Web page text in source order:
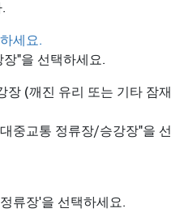
세요.
"을 선택하세요.
(깨진 유리 또는 기타 잠재
중교통 정류장/승강장"을 선
류장'을 선택하세요.